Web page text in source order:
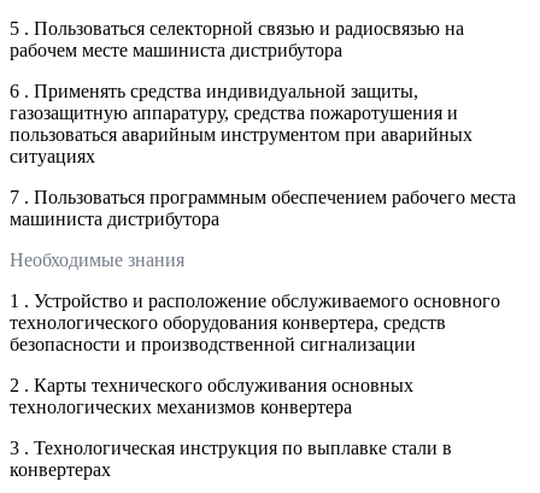
5 . Пользоваться селекторной связью и радиосвязью на
рабочем месте машиниста дистрибутора
6 . Применять средства индивидуальной защиты,
газозащитную аппаратуру, средства пожаротушения и
пользоваться аварийным инструментом при аварийных
ситуациях
7 . Пользоваться программным обеспечением рабочего места
машиниста дистрибутора
Необходимые знания
1 . Устройство и расположение обслуживаемого основного
технологического оборудования конвертера, средств
безопасности и производственной сигнализации
2 . Карты технического обслуживания основных
технологических механизмов конвертера
3 . Технологическая инструкция по выплавке стали в
конвертерах